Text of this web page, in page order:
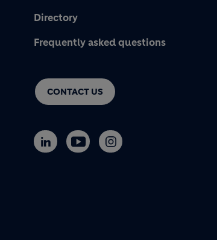
Directory
Frequently asked questions
CONTACT US